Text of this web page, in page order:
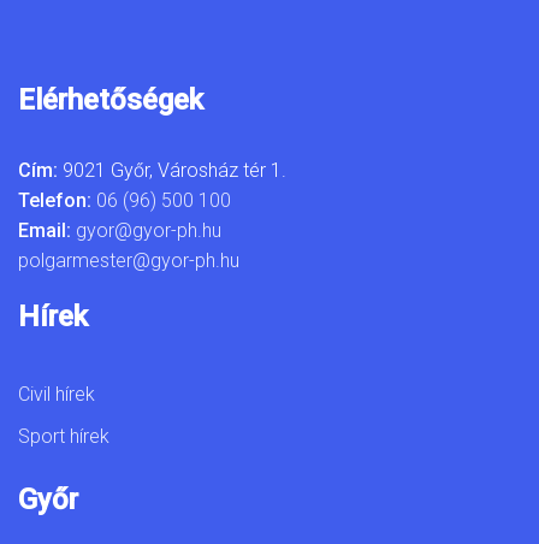
Elérhetőségek
Cím: 9021 Győr, Városház tér 1.
Telefon: 06 (96) 500 100
Email: gyor@gyor-ph.hu
polgarmester@gyor-ph.hu
Hírek
Civil hírek
Sport hírek
Győr